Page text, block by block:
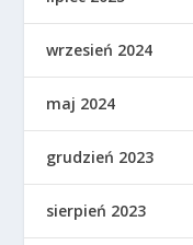
wrzesień 2024
maj 2024
grudzień 2023
sierpień 2023